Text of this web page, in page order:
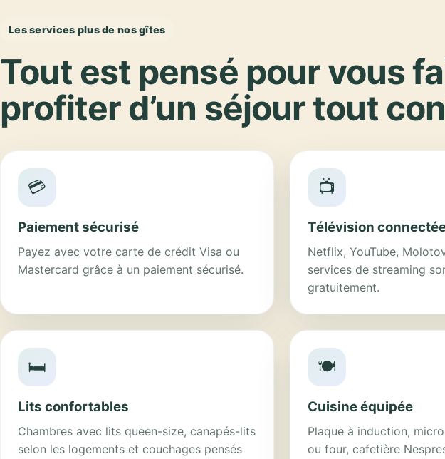
Les services plus de nos gîtes
Tout est pensé pour vous
profiter d’un séjour tout
💳
Paiement sécurisé
Payez avec votre carte de crédit Visa ou
Mastercard grâce à un paiement sécurisé.
📺
Télévision
Netflix, YouTube,
services de streaming
gratuitement.
🛏️
Lits confortables
Chambres avec lits queen-size, canapés-lits
selon les logements et couchages pensés
🍽️
Cuisine équipée
Plaque à induction,
ou four, cafetière